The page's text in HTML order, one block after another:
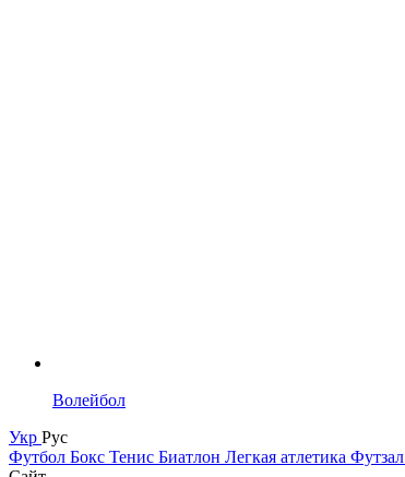
Волейбол
Укр Рус
Футбол Бокс Тенис Биатлон Легкая атлетика Футзал